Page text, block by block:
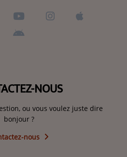
NOUS
ou vous voulez juste dire
bonjour ?
nous